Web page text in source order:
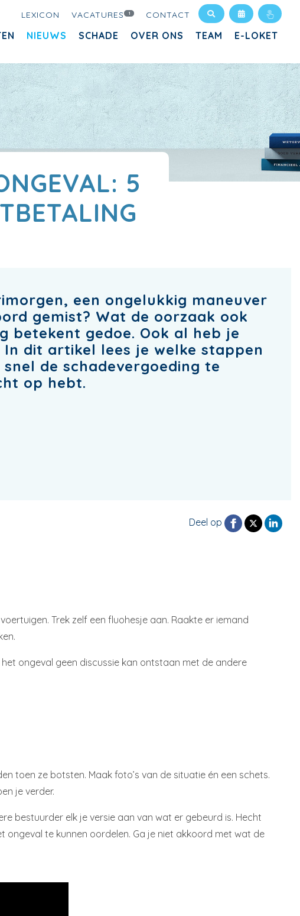
LEXICON VACATURES 1 CONTACT
NIEUWS SCHADE OVER ONS TEAM E-LOKET
5
een ongelukkig maneuver
gemist? Wat de oorzaak ook
betekent gedoe. Ook al heb je
In dit artikel lees je welke stappen
de schadevergoeding te
op hebt.
Deel op
Trek zelf een fluohesje aan. Raakte er iemand
ongeval geen discussie kan ontstaan met de andere
toen ze botsten. Maak foto’s van de situatie én een schets.
je verder.
bestuurder elk je versie aan van wat er gebeurd is. Hecht
te kunnen oordelen. Ga je niet akkoord met wat de